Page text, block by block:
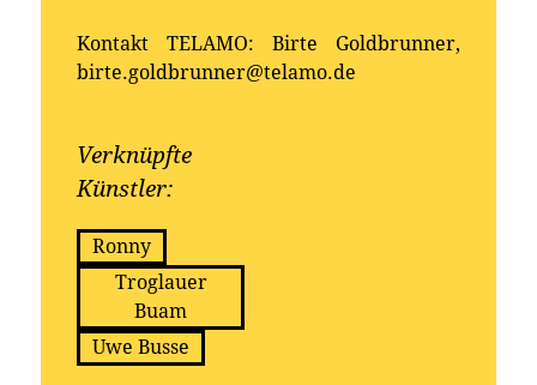
Kontakt TELAMO: Birte Goldbrunner,
birte.goldbrunner@telamo.de
Verknüpfte
Künstler:
Ronny
Troglauer
Buam
Uwe Busse